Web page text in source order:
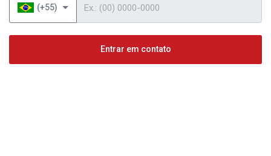
(+55)
Entrar em contato